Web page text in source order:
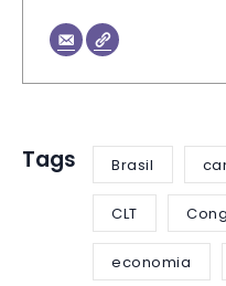
Tags Brasil
CLT
economia